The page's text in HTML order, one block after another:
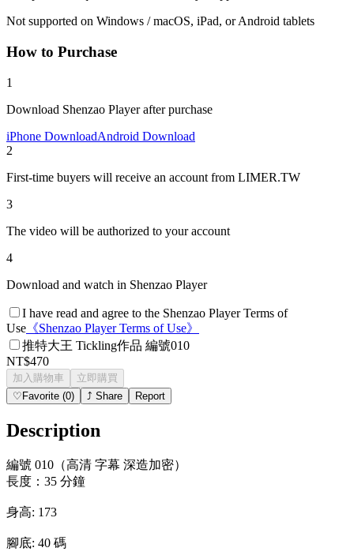
Not supported on Windows / macOS, iPad, or Android tablets
How to Purchase
1
Download Shenzao Player after purchase
iPhone DownloadAndroid Download
2
First-time buyers will receive an account from LIMER.TW
3
The video will be authorized to your account
4
Download and watch in Shenzao Player
I have read and agree to the Shenzao Player Terms of
Use 《Shenzao Player Terms of Use》
推特大王 Tickling作品 編號010
NT$470
加入購物車
立即購買
♡ Favorite (0) ⤴ Share Report
Description
編號 010（高清 字幕 深造加密）
長度：35 分鐘
身高: 173
腳底: 40 碼